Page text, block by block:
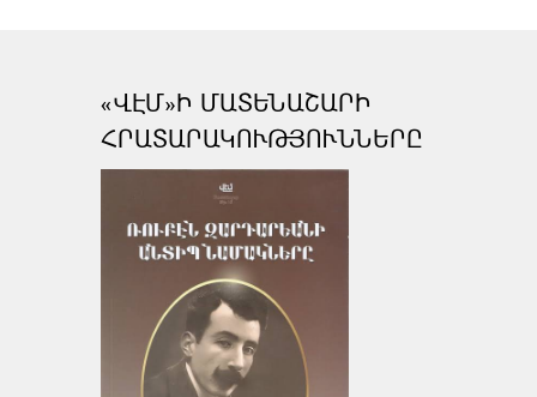
«ՎԷՄ»Ի ՄԱՏԵՆԱՇԱՐԻ
ՀՐԱՏԱՐԱԿՈՒԹՅՈՒՆՆԵՐԸ